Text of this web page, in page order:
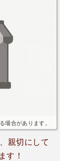
場合があります。
親切にして
す！